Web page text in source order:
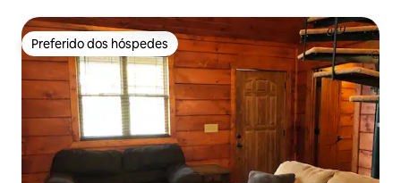
Preferido dos hóspedes
Preferido dos hóspedes